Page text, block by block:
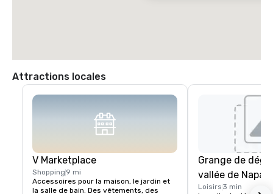
Attractions locales
V Marketplace
Shopping 9 mi
Accessoires pour la maison, le jardin et
la salle de bain. Des vêtements, des
Grange de
vallée de Napa
Loisirs 3 min